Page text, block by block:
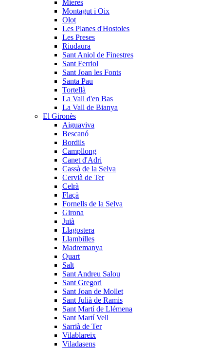
Mieres
Montagut i Oix
Olot
Les Planes d'Hostoles
Les Preses
Riudaura
Sant Aniol de Finestres
Sant Ferriol
Sant Joan les Fonts
Santa Pau
Tortellà
La Vall d'en Bas
La Vall de Bianya
El Gironès
Aiguaviva
Bescanó
Bordils
Campllong
Canet d'Adri
Cassà de la Selva
Cervià de Ter
Celrà
Flaçà
Fornells de la Selva
Girona
Juià
Llagostera
Llambilles
Madremanya
Quart
Salt
Sant Andreu Salou
Sant Gregori
Sant Joan de Mollet
Sant Julià de Ramis
Sant Martí de Llémena
Sant Martí Vell
Sarrià de Ter
Vilablareix
Viladasens